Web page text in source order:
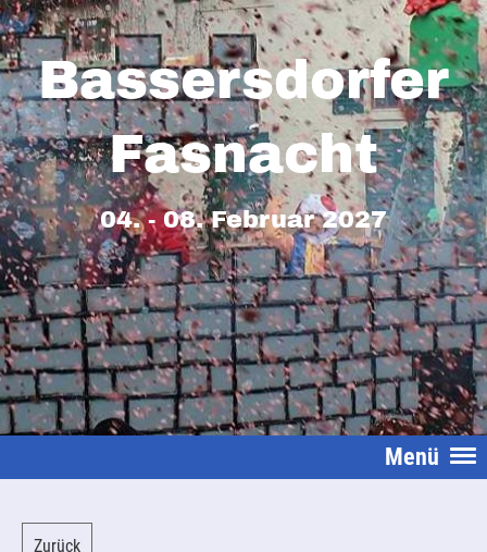
Bassersdorfer
Fasnacht
04. - 08. Februar 2027
Menü
Zurück